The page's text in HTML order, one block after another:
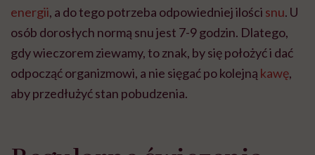
energii, a do tego potrzeba odpowiedniej ilości snu. U
osób dorosłych normą snu jest 7-9 godzin. Dlatego,
gdy wieczorem ziewamy, to znak, by się położyć i dać
odpocząć organizmowi, a nie sięgać po kolejną kawę,
aby przedłużyć stan pobudzenia.